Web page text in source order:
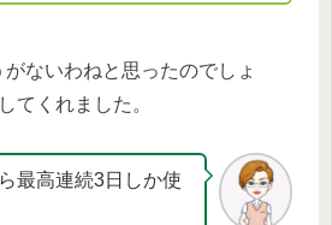
ないわねと思ったのでしょ
てくれました。
最高連続3日しか使